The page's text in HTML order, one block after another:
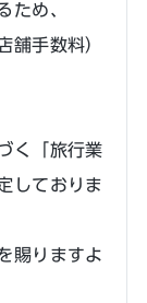
ため、
舗手数料）
く「旅行業
しておりま
賜りますよ